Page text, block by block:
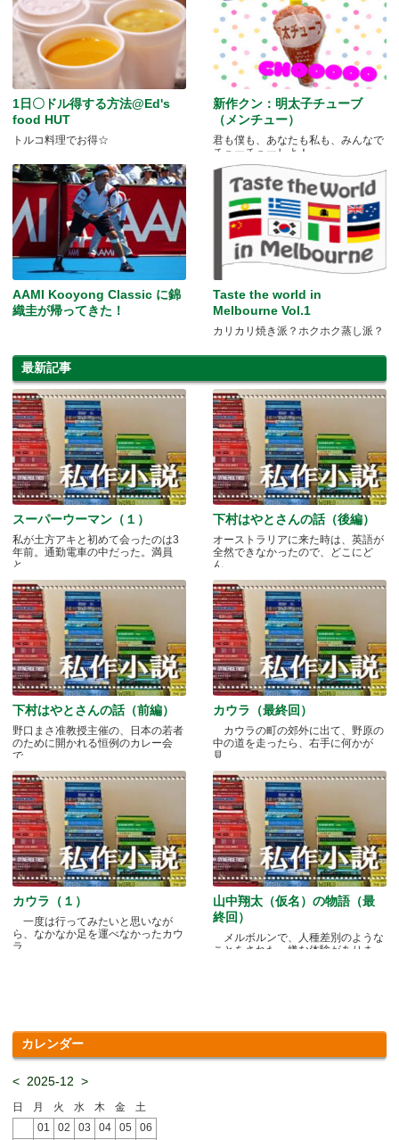
1日〇ドル得する方法@Ed's
food HUT
トルコ料理でお得☆
新作クン：明太子チューブ
（メンチュー）
君も僕も、あなたも私も、みんなで
チューチューしよ！
AAMI Kooyong Classic に錦
織圭が帰ってきた！
Taste the world in
Melbourne Vol.1
カリカリ焼き派？ホクホク蒸し派？
最新記事
スーパーウーマン（１）
私が土方アキと初めて会ったのは3
年前。通勤電車の中だった。満員
と.....
下村はやとさんの話（後編）
オーストラリアに来た時は、英語が
全然できなかったので、どこにど
ん.....
下村はやとさんの話（前編）
野口まさ准教授主催の、日本の若者
のために開かれる恒例のカレー会
で.....
カウラ（最終回）
カウラの町の郊外に出て、野原の
中の道を走ったら、右手に何かが
見.....
カウラ（１）
一度は行ってみたいと思いなが
ら、なかなか足を運べなかったカウ
ラ.....
山中翔太（仮名）の物語（最
終回）
メルボルンで、人種差別のような
ことをされた、嫌な体験がありま
カレンダー
< 2025-12 >
日 月 火 水 木 金
土
01
02 03 04 05
06